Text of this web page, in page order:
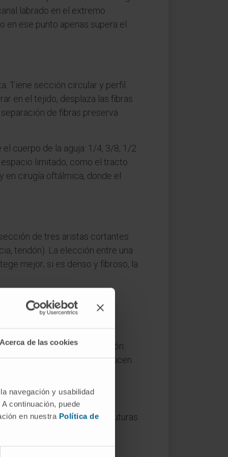
de las cookies
navegación y usabilidad
continuación, puede
en nuestra Política de
labrado en el extremo
ese punto apenas supera el
Tiene sección circular y perfil
en el tejido, desplaza las fibras
de fibras preserva
cuerpo de la aguja: 1/4, 3/8, 1/2
limitado, como el tracto
cirugía oftálmica, donde el
de tres aristas cortantes
tendón). La elección entre una
mejor; si es denso y fibroso, la
griegoa-indica negación:
la unión lisa con el hilo reducen
cierre de pared intestinal, suturas